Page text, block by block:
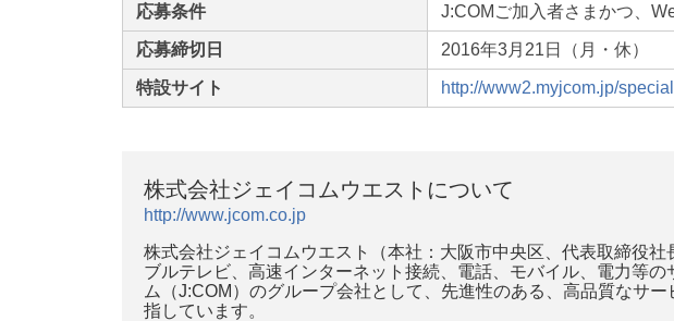
応募条件 J:COMご加入者さまかつ、
応募締切日 2016年3月21日（月・休）
特設サイト http://www2.myjcom.jp/
株式会社ジェイコムウエストについて
http://www.jcom.co.jp
株式会社ジェイコムウエスト（本社：大阪市中央区、代表取締役
ブルテレビ、高速インターネット接続、電話、モバイル、電力等
ム（J:COM）のグループ会社として、先進性のある、高品質なサ
指しています。